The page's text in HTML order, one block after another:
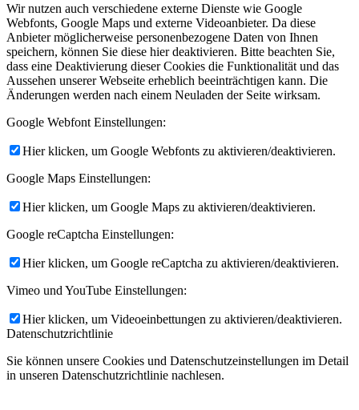
Wir nutzen auch verschiedene externe Dienste wie Google
Webfonts, Google Maps und externe Videoanbieter. Da diese
Anbieter möglicherweise personenbezogene Daten von Ihnen
speichern, können Sie diese hier deaktivieren. Bitte beachten Sie,
dass eine Deaktivierung dieser Cookies die Funktionalität und das
Aussehen unserer Webseite erheblich beeinträchtigen kann. Die
Änderungen werden nach einem Neuladen der Seite wirksam.
Google Webfont Einstellungen:
Hier klicken, um Google Webfonts zu aktivieren/deaktivieren.
Google Maps Einstellungen:
Hier klicken, um Google Maps zu aktivieren/deaktivieren.
Google reCaptcha Einstellungen:
Hier klicken, um Google reCaptcha zu aktivieren/deaktivieren.
Vimeo und YouTube Einstellungen:
Hier klicken, um Videoeinbettungen zu aktivieren/deaktivieren.
Datenschutzrichtlinie
Sie können unsere Cookies und Datenschutzeinstellungen im Detail
in unseren Datenschutzrichtlinie nachlesen.